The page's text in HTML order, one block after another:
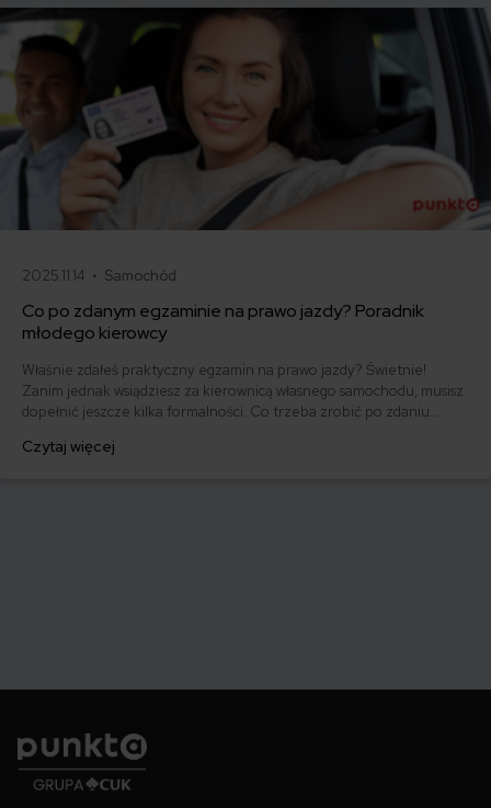
2025.11.14 • Samochód
Co po zdanym egzaminie na prawo jazdy? Poradnik
młodego kierowcy
Właśnie zdałeś praktyczny egzamin na prawo jazdy? Świetnie!
Zanim jednak wsiądziesz za kierownicą własnego samochodu, musisz
dopełnić jeszcze kilka formalności. Co trzeba zrobić po zdaniu
którym szybko załatwisz sprawy urzędowe i będziesz mógł prowadzić
Czytaj więcej